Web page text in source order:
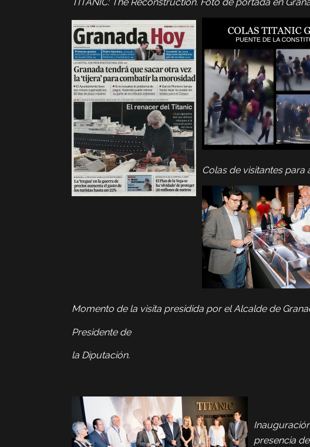
Colas de visitantes para
Momento de la visita presidida por el Alcalde de
Presidente de
la Diputación.
presencia